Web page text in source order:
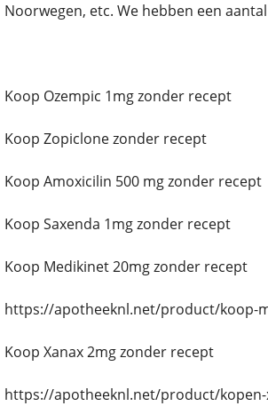
Noorwegen, etc. We hebben een
Koop Ozempic 1mg zonder recept
Koop Zopiclone zonder recept
Koop Amoxicilin 500 mg zonder recept
Koop Saxenda 1mg zonder recept
Koop Medikinet 20mg zonder recept
https://apotheeknl.net/product/koop-
Koop Xanax 2mg zonder recept
https://apotheeknl.net/product/